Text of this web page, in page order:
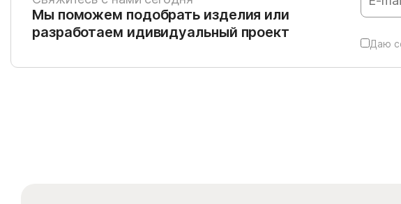
Мы поможем подобрать изделия или
разработаем идивидуальный проект
Даю